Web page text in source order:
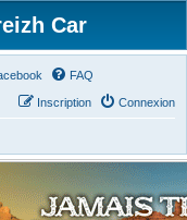
Car
FAQ
Connexion
Inscription